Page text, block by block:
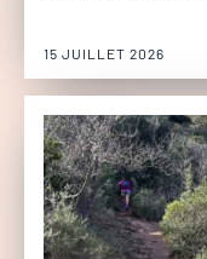
15 JUILLET 2026